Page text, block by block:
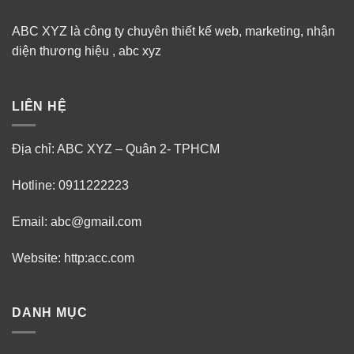
ABC XYZ là công ty chuyên thiết kế web, marketing, nhận
diện thương hiệu , abc xyz
LIÊN HỆ
Địa chỉ: ABC XYZ – Quân 2- TPHCM
Hotline: 0911222223
Email: abc@gmail.com
Website: http:acc.com
DANH MỤC